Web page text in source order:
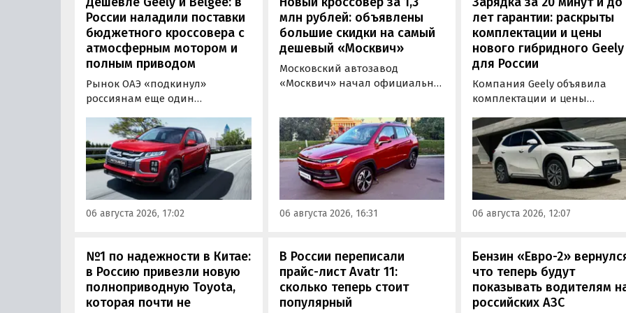
России наладили поставки
бюджетного кроссовера с
атмосферным мотором и
полным приводом
Рынок ОАЭ «подкинул»
россиянам еще один
продавался в России
официально. Речь о Mitsubishi
ASX: у дилеров в Эмиратах он
стоит примерно от 1 600 000
рублей по текущему курсу, а у
нас с учетом всех расходов
цены на него стартуют от 2 251
06 августа 2026, 17:02
млн рублей: объявлены
большие скидки на самый
дешевый «Москвич»
Московский автозавод
«Москвич» начал официально
прямой выгодой в размере 360
тыс. рублей. Получить такую
скидку можно при покупке
нового автомобиля 2025 или
2026 года выпуска в период с 4
по 31 августа, сообщили в
пресс-службе компании.
06 августа 2026, 16:31
лет гарантии: раскрыты
комплектации и цены
нового гибридного Geely
для России
Компания Geely объявила
комплектации и цены
новой версии EM-R с
установкой
типа. Автомобиль оснащен
инновационной системой
названием Electric Motor
Extended Range (EM-R) и
заряжаться от 30 до 80% всего
06 августа 2026, 12:07
№1 по надежности в Китае:
в Россию привезли новую
полноприводную Toyota,
которая почти не
В России переписали
прайс-лист Avatr 11:
сколько теперь стоит
популярный
Бензин «Евро-2»
что теперь будут
показывать водителям
российских АЗС